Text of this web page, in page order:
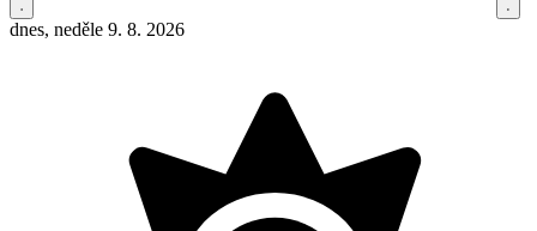
dnes, neděle 9. 8. 2026